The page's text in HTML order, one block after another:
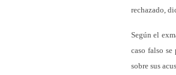
rechazado,
Según el
caso falso
sobre sus